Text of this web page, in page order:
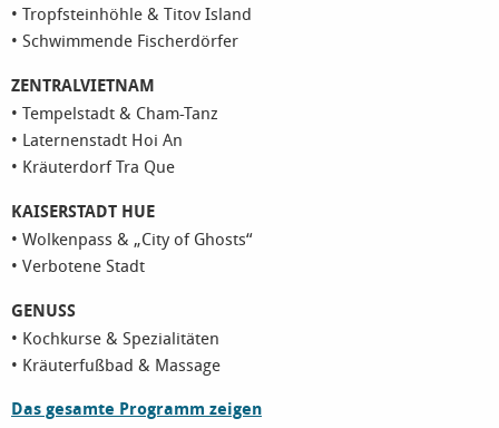
• Tropfsteinhöhle & Titov Island
• Schwimmende Fischerdörfer
ZENTRALVIETNAM
• Tempelstadt & Cham-Tanz
• Laternenstadt Hoi An
• Kräuterdorf Tra Que
KAISERSTADT HUE
• Wolkenpass & „City of Ghosts“
• Verbotene Stadt
GENUSS
• Kochkurse & Spezialitäten
• Kräuterfußbad & Massage
Das gesamte Programm zeigen